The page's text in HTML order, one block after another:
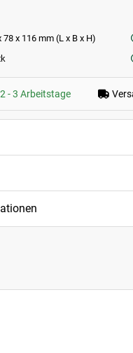
78 x 116 mm (L x B x H)
- 3 Arbeitstage